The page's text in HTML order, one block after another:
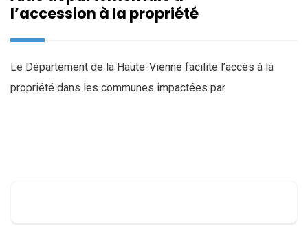
l’accession à la propriété
Le Département de la Haute-Vienne facilite l’accès à la
propriété dans les communes impactées par